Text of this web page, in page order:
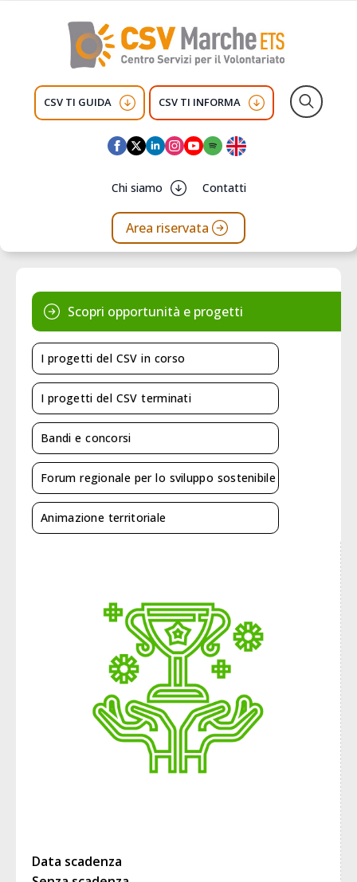
CSV TI GUIDA CSV TI INFORMA
Chi siamo Contatti
Area riservata
Data scadenza
Scopri opportunità e progetti
I progetti del CSV in corso
I progetti del CSV terminati
Bandi e concorsi
Forum regionale per lo sviluppo sostenibile
Animazione territoriale